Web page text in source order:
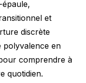
et
discrète
polyvalence en
comprendre à
quotidien.